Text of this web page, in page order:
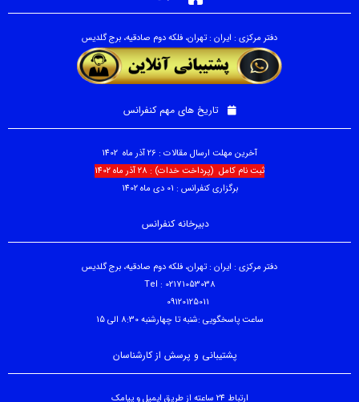
دفتر مرکزی : ایران : تهران، فلکه دوم صادقیه، برج گلدیس
تاریخ های مهم کنفرانس
آخرین مهلت ارسال مقالات : 26 آذر ماه 1402
ثبت نام کامل (پرداخت خدات) : 28 آذر ماه 1402
برگزاری کنفرانس : 01 دی ماه 1402
دبیرخانه کنفرانس
دفتر مرکزی : ایران : تهران، فلکه دوم صادقیه، برج گلدیس
Tel : 02171053038
09120125011
ساعت پاسخگویی :شنبه تا چهارشنبه 8:30 الی 15
پشتیبانی و پرسش از کارشناسان
ارتباط 24 ساعته از طریق ایمیل و پیامک